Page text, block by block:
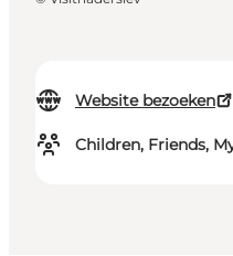
Website bezoeken
Children, Friends,